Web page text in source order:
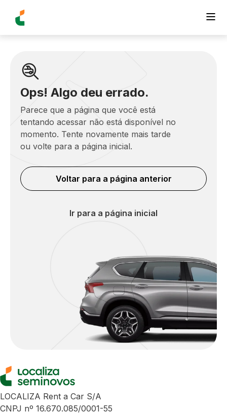
Ops! Algo deu errado.
Parece que a página que você está
tentando acessar não está disponível no
momento. Tente novamente mais tarde
ou volte para a página inicial.
Voltar para a página anterior
Ir para a página inicial
LOCALIZA Rent a Car S/A
CNPJ nº 16.670.085/0001-55